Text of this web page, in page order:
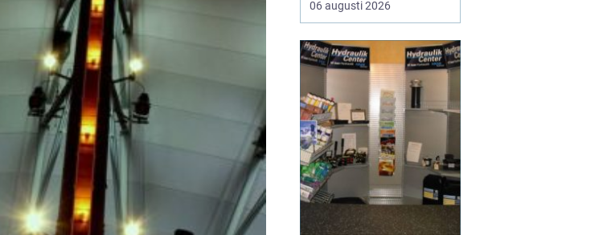
påverkats av sjukdom.
funktion, stärka det som
fortfarande fungerar och
skapa nya strategier för
vardagen. Med rätt stöd,
tillräcklig träning och ...
06 augusti 2026